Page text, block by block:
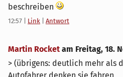
beschreiben
12:57 Link Antwort
Martin Rocket am Freitag, 18.
> (übrigens: deutlich mehr als